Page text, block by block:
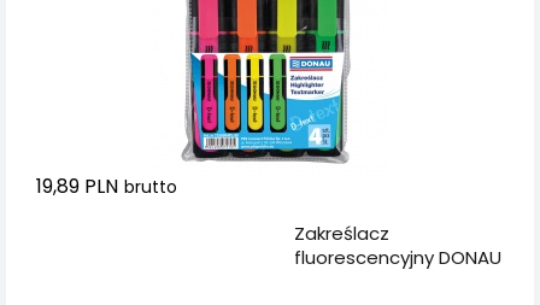
19,89 PLN brutto
Zakreślacz
fluorescencyjny DONAU